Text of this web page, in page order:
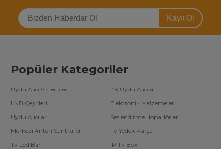
Kayıt Ol
Popüler Kategoriler
Uydu Alıcı Sistemleri
4K Uydu Alıcılar
LNB Çeşitleri
Elektronik Malzemeler
Uydu Alıcılar
Seslendirme Hoparlörleri
Merkezi Anten Santralleri
Tv Yedek Parça
Tv Led Bar
IP Tv Box